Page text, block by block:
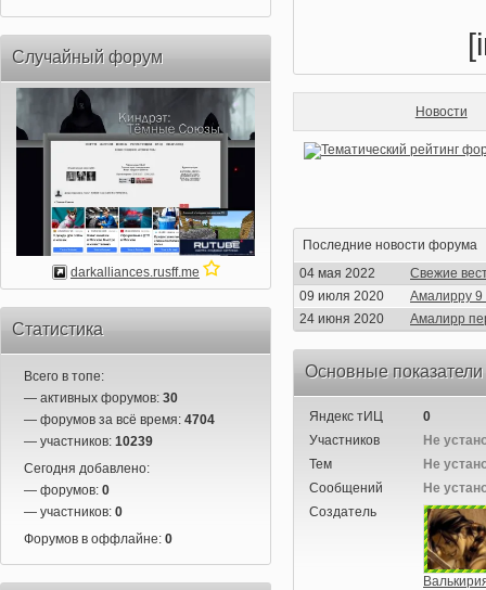
Случайный форум
darkalliances.rusff.me
Статистика
Всего в топе:
— активных форумов: 30
— форумов за всё время: 4704
— участников: 10239
Сегодня добавлено:
— форумов: 0
— участников: 0
Форумов в оффлайне: 0
Новости
Последние новости форума
04 мая 2022
Свежие
09 июля 2020
Амалирру 9
24 июня 2020
Амалирр
Основные
Яндекс тИЦ
0
Участников
Не
Тем
Не
Сообщений
Не
Создатель